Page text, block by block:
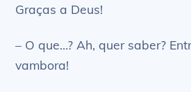
Graças a Deus!
– O que…? Ah, quer saber?
vambora!